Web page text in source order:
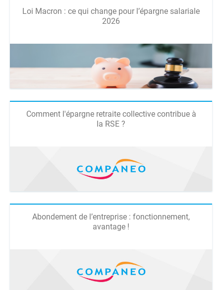
Loi Macron : ce qui change pour l’épargne salariale
2026
Comment l'épargne retraite collective contribue à
la RSE ?
Abondement de l’entreprise : fonctionnement,
avantage !